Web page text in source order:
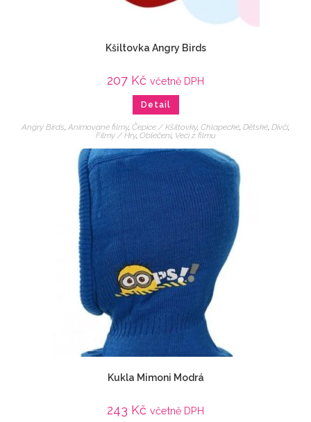
Kšiltovka Angry Birds
207 Kč včetně DPH
Detail
Angry Birds, Animované filmy, Čepice / Kšiltovky, Chlapecké, Dětské, Dívčí,
Filmy / Hry, Oblečení, Veci z filmu
Kukla Mimoni Modrá
243 Kč včetně DPH